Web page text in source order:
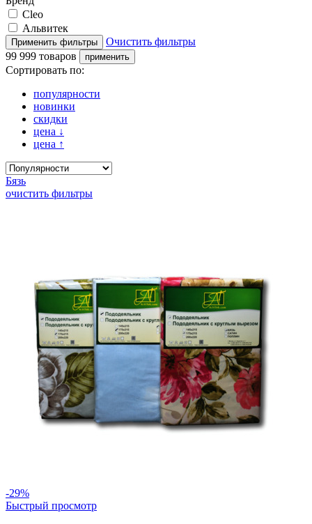
Cleo
Альвитек
Очистить фильтры
99 999 товаров
Сортировать по:
популярности
новинки
скидки
цена ↓
цена ↑
Бязь
очистить фильтры
-29%
Быстрый просмотр